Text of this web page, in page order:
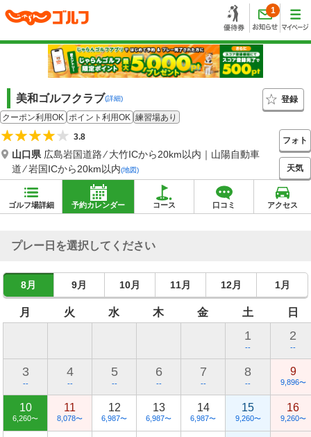
1
美和ゴルフクラブ(詳細)
登録
クーポン利用OK ポイント利用OK 練習場あり
3.8
山口県 広島岩国道路 ⁄ 大竹ICから20km以内｜山陽自動車
道 ⁄ 岩国ICから20km以内(地図)
フォト
天気
ゴルフ場詳細 予約カレンダー コース 口コミ アクセス
プレー日を選択してください
8月 9月 10月 11月 12月 1月
月 火 水 木 金 土 日
1
--
2
--
3
--
4
--
5
--
6
--
7
--
8
--
9
9,896〜
10
6,260〜
11
8,078〜
12
6,987〜
13
6,987〜
14
6,987〜
15
9,260〜
16
9,260〜